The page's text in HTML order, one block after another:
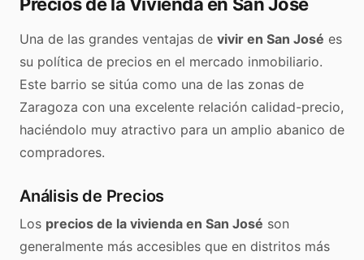
Precios de la Vivienda en San José
Una de las grandes ventajas de vivir en San José es
su política de precios en el mercado inmobiliario.
Este barrio se sitúa como una de las zonas de
Zaragoza con una excelente relación calidad-precio,
haciéndolo muy atractivo para un amplio abanico de
compradores.
Análisis de Precios
Los precios de la vivienda en San José son
generalmente más accesibles que en distritos más